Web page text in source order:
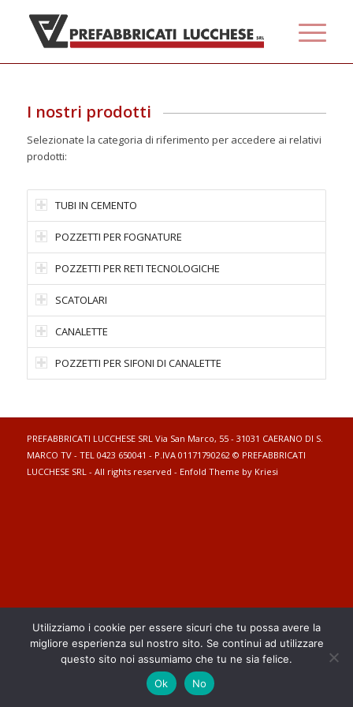
I nostri prodotti
Selezionate la categoria di riferimento per accedere ai relativi
prodotti:
TUBI IN CEMENTO
POZZETTI PER FOGNATURE
POZZETTI PER RETI TECNOLOGICHE
SCATOLARI
CANALETTE
POZZETTI PER SIFONI DI CANALETTE
PREFABBRICATI LUCCHESE SRL Via San Marco, 55 - 31031 CAERANO DI S.
MARCO TV - TEL 0423 650041 - P.IVA 01171790262 © PREFABBRICATI
LUCCHESE SRL - All rights reserved - Enfold Theme by Kriesi
Utilizziamo i cookie per essere sicuri che tu possa avere la
migliore esperienza sul nostro sito. Se continui ad utilizzare
questo sito noi assumiamo che tu ne sia felice.
Ok
No